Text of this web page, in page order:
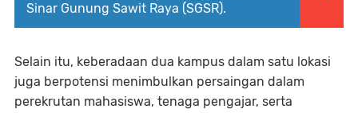
Sinar Gunung Sawit Raya (SGSR).
Selain itu, keberadaan dua kampus dalam satu lokasi
juga berpotensi menimbulkan persaingan dalam
perekrutan mahasiswa, tenaga pengajar, serta